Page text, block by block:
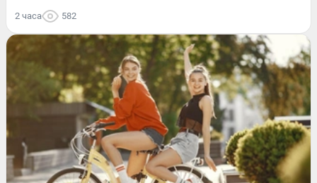
2 часа 582